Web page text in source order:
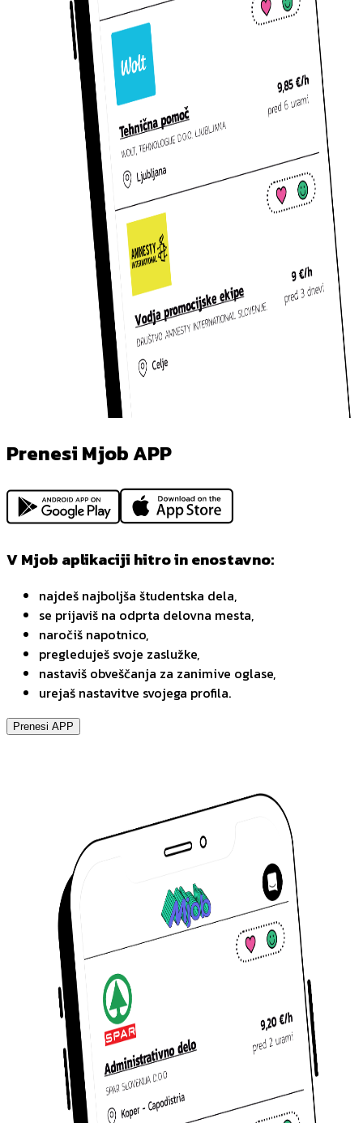
Prenesi Mjob APP
V Mjob aplikaciji hitro in enostavno:
najdeš najboljša študentska dela,
se prijaviš na odprta delovna mesta,
naročiš napotnico,
pregleduješ svoje zaslužke,
nastaviš obveščanja za zanimive oglase,
urejaš nastavitve svojega profila.
Prenesi APP